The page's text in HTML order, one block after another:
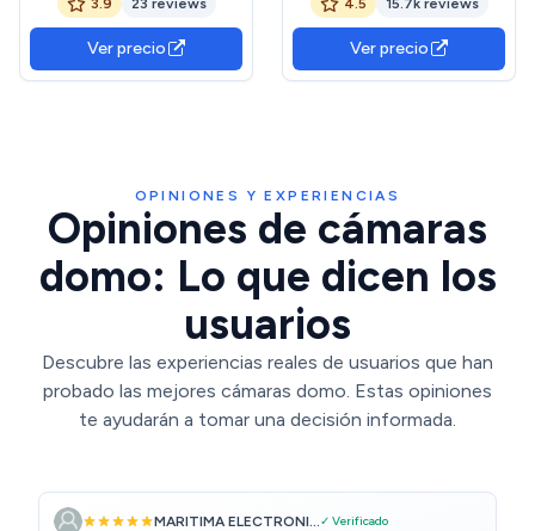
Movimiento, Visión
Nocturna, Audio
Bidireccional, Seguimiento
Automático y Control por
Ver precio
Detección Movimiento,
Visión Nocturna hasta 30
m, Audio Bi-direccional,
Sirena, Compatible Alexa y
Ver precio
OPINIONES Y EXPERIENCIAS
Opiniones de cámaras
domo: Lo que dicen los
usuarios
Descubre las experiencias reales de usuarios que han
probado las mejores cámaras domo. Estas opiniones
te ayudarán a tomar una decisión informada.
MARITIMA ELECTRONI... ✓ Verificado